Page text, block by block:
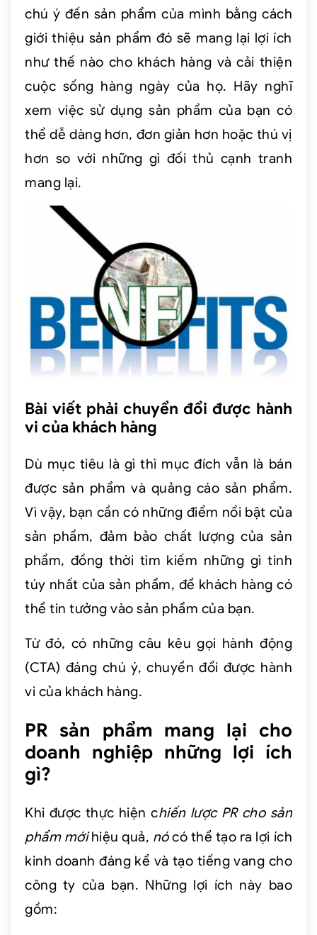
chú ý đến sản phẩm của mình bằng cách
giới thiệu sản phẩm đó sẽ mang lại lợi ích
như thế nào cho khách hàng và cải thiện
cuộc sống hàng ngày của họ. Hãy nghĩ
xem việc sử dụng sản phẩm của bạn có
thể dễ dàng hơn, đơn giản hơn hoặc thú vị
hơn so với những gì đối thủ cạnh tranh
mang lại.
Bài viết phải chuyển đổi được hành
vi của khách hàng
Dù mục tiêu là gì thì mục đích vẫn là bán
được sản phẩm và quảng cáo sản phẩm.
Vì vậy, bạn cần có những điểm nổi bật của
sản phẩm, đảm bảo chất lượng của sản
phẩm, đồng thời tìm kiếm những gì tinh
túy nhất của sản phẩm, để khách hàng có
thể tin tưởng vào sản phẩm của bạn.
Từ đó, có những câu kêu gọi hành động
(CTA) đáng chú ý, chuyển đổi được hành
vi của khách hàng.
PR sản phẩm mang lại cho
doanh nghiệp những lợi ích
gì?
Khi được thực hiện chiến lược PR cho sản
phẩm mớihiệu quả, nócó thể tạo ra lợi ích
kinh doanh đáng kể và tạo tiếng vang cho
công ty của bạn. Những lợi ích này bao
gồm: